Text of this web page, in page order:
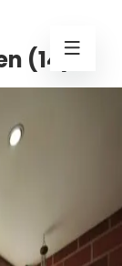
(14)